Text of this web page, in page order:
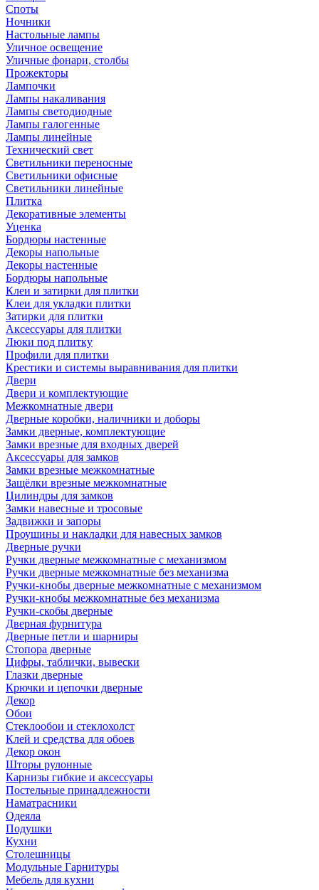
Споты
Ночники
Настольные лампы
Уличное освещение
Уличные фонари, столбы
Прожекторы
Лампочки
Лампы накаливания
Лампы светодиодные
Лампы галогенные
Лампы линейные
Технический свет
Светильники переносные
Светильники офисные
Светильники линейные
Плитка
Декоративные элементы
Уценка
Бордюры настенные
Декоры напольные
Декоры настенные
Бордюры напольные
Клеи и затирки для плитки
Клеи для укладки плитки
Затирки для плитки
Аксессуары для плитки
Люки под плитку
Профили для плитки
Крестики и системы выравнивания для плитки
Двери
Двери и комплектующие
Межкомнатные двери
Дверные коробки, наличники и доборы
Замки дверные, комплектующие
Замки врезные для входных дверей
Аксессуары для замков
Замки врезные межкомнатные
Защёлки врезные межкомнатные
Цилиндры для замков
Замки навесные и тросовые
Задвижки и запоры
Проушины и накладки для навесных замков
Дверные ручки
Ручки дверные межкомнатные с механизмом
Ручки дверные межкомнатные без механизма
Ручки-кнобы дверные межкомнатные с механизмом
Ручки-кнобы межкомнатные без механизма
Ручки-скобы дверные
Дверная фурнитура
Дверные петли и шарниры
Стопора дверные
Цифры, таблички, вывески
Глазки дверные
Крючки и цепочки дверные
Декор
Обои
Стеклообои и стеклохолст
Клей и средства для обоев
Декор окон
Шторы рулонные
Карнизы гибкие и аксессуары
Постельные принадлежности
Наматрасники
Одеяла
Подушки
Кухни
Столешницы
Модульные Гарнитуры
Мебель для кухни